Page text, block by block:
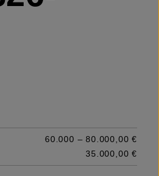
60.000 – 80.000,00 €
35.000,00 €